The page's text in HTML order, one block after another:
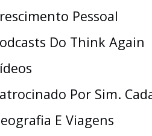
Pessoal
Do Think Again
Por Sim.
E Viagens